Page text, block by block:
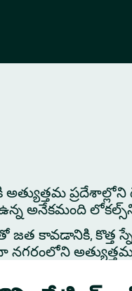
అత్యుత్తమ
అనేకమంది
జత కావడానికి,